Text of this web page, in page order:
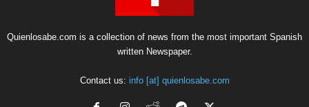
Quienlosabe.com is a collection of news from the most important Spanish
written Newspaper.
Contact us: info [at] quienlosabe.com